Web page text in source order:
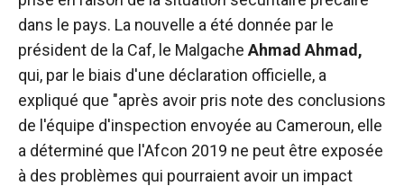
dans le pays. La nouvelle a été donnée par le
président de la Caf, le Malgache Ahmad Ahmad,
qui, par le biais d'une déclaration officielle, a
expliqué que "après avoir pris note des conclusions
de l'équipe d'inspection envoyée au Cameroun, elle
a déterminé que l'Afcon 2019 ne peut être exposée
à des problèmes qui pourraient avoir un impact